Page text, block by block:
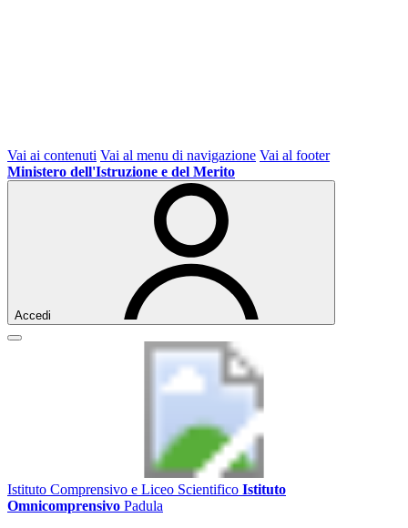
Vai ai contenuti Vai al menu di navigazione Vai al footer
Ministero dell'Istruzione e del Merito
Accedi
Istituto Comprensivo e Liceo Scientifico Istituto
Omnicomprensivo Padula